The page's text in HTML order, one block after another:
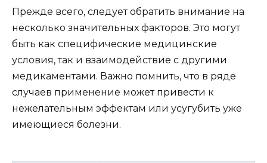
Прежде всего, следует обратить внимание на
несколько значительных факторов. Это могут
быть как специфические медицинские
условия, так и взаимодействие с другими
медикаментами. Важно помнить, что в ряде
случаев применение может привести к
нежелательным эффектам или усугубить уже
имеющиеся болезни.